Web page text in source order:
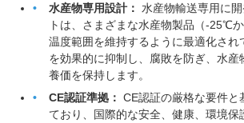
水産物専用設計： 水産物輸送専用に
トは、さまざまな水産物製品（-25℃
温度範囲を維持するように最適化され
を効果的に抑制し、腐敗を防ぎ、水産
養価を保持します。
CE認証準拠： CE認証の厳格な要件と
ており、国際的な安全、健康、環境保